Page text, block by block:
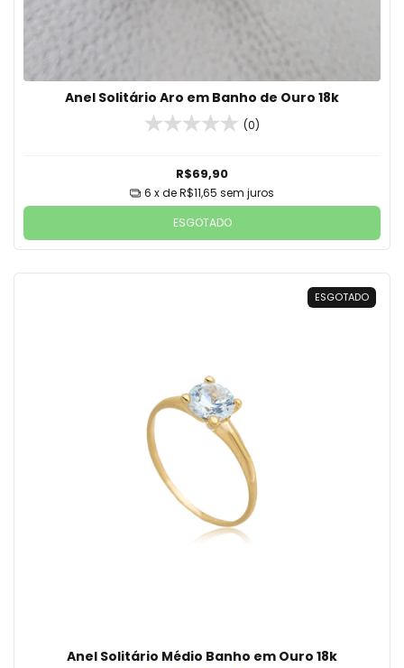
Anel Solitário Aro em Banho de Ouro 18k
(0)
R$69,90
6 x deR$11,65 sem juros
ESGOTADO
ESGOTADO
Anel Solitário Médio Banho em Ouro 18k